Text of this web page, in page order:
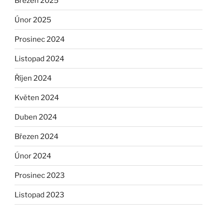
Únor 2025
Prosinec 2024
Listopad 2024
Říjen 2024
Květen 2024
Duben 2024
Březen 2024
Únor 2024
Prosinec 2023
Listopad 2023